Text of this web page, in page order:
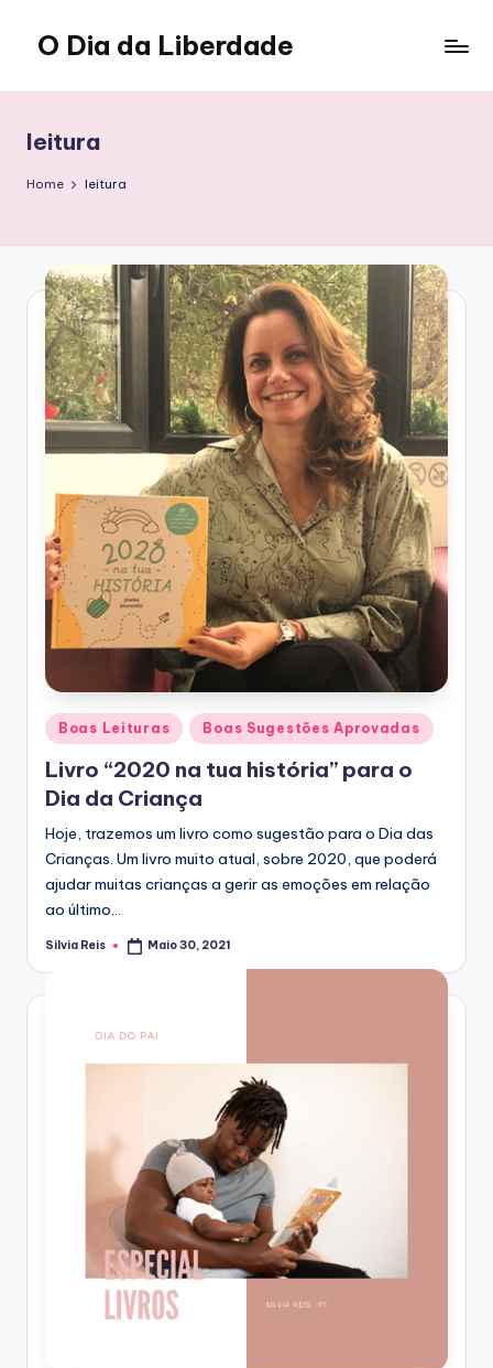
content
O Dia da Liberdade
Lifestyle
leitura
Home leitura
Posted
in
Boas Leituras Boas Sugestões Aprovadas
Livro “2020 na tua história” para o
Dia da Criança
Hoje, trazemos um livro como sugestão para o Dia das
Crianças. Um livro muito atual, sobre 2020, que poderá
ajudar muitas crianças a gerir as emoções em relação
ao último…
Posted
Silvia Reis Maio 30, 2021